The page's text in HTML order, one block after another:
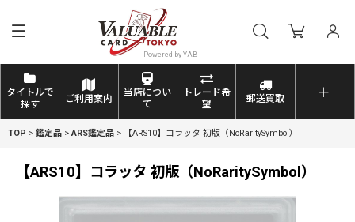
タイトルで
探す
ご利用案内
当店につい
て
トレード希
望
郵送買取
TOP > 鑑定品 > ARS鑑定品 > 【ARS10】コラッタ 初版（NoRaritySymbol）
【ARS10】コラッタ 初版（NoRaritySymbol）